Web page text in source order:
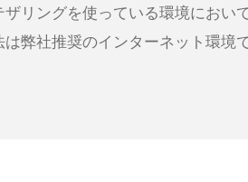
リングを使っている環境におい
弊社推奨のインターネット環境